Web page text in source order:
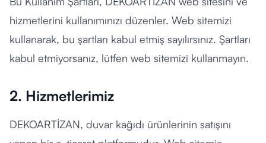
hizmetlerini kullanımınızı düzenler. Web sitemizi
kullanarak, bu şartları kabul etmiş sayılırsınız. Şartları
kabul etmiyorsanız, lütfen web sitemizi kullanmayın.
2. Hizmetlerimiz
DEKOARTİZAN, duvar kağıdı ürünlerinin satışını